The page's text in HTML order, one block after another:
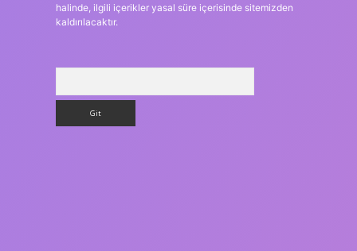
halinde, ilgili içerikler yasal süre içerisinde sitemizden
kaldırılacaktır.